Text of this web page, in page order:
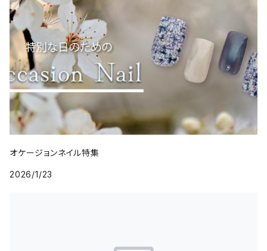
オケージョンネイル特集
2026/1/23